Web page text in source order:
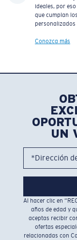
ideales, por
que cumplan
personalizados
Conozca más
UN
*Dirección
Al hacer clic en
años de edad y
aceptas recibir
ofertas
relacionadas con